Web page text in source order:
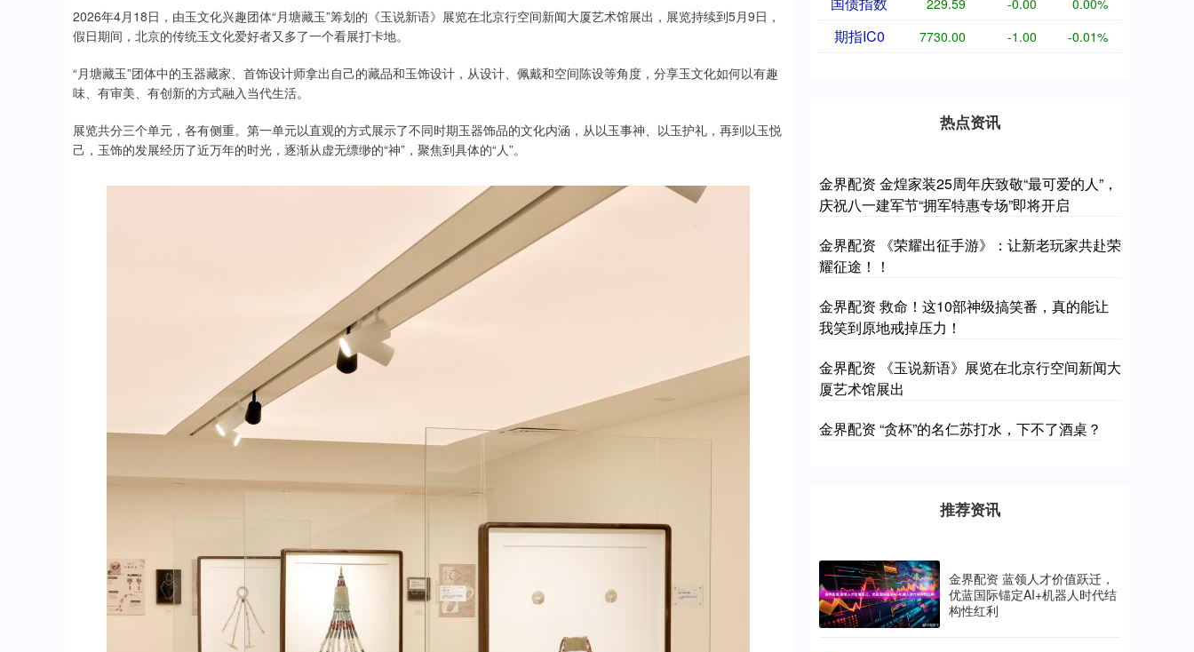
2026年4月18日，由玉文化兴趣团体“月塘藏玉”筹划的《玉说新语》展览在北京行空间新闻大厦艺术馆展出，展览持续到5月9日，
假日期间，北京的传统玉文化爱好者又多了一个看展打卡地。
“月塘藏玉”团体中的玉器藏家、首饰设计师拿出自己的藏品和玉饰设计，从设计、佩戴和空间陈设等角度，分享玉文化如何以有趣
味、有审美、有创新的方式融入当代生活。
展览共分三个单元，各有侧重。第一单元以直观的方式展示了不同时期玉器饰品的文化内涵，从以玉事神、以玉护礼，再到以玉悦
己，玉饰的发展经历了近万年的时光，逐渐从虚无缥缈的“神”，聚焦到具体的“人”。
229.59 -0.00 0.00%
期指IC0 7730.00 -1.00 -0.01%
热点资讯
金界配资 金煌家装25周年庆致敬“最可爱的人”，
庆祝八一建军节“拥军特惠专场”即将开启
金界配资 《荣耀出征手游》：让新老玩家共赴荣
耀征途！！
金界配资 救命！这10部神级搞笑番，真的能让
我笑到原地戒掉压力！
金界配资 《玉说新语》展览在北京行空间新闻大
厦艺术馆展出
金界配资 “贪杯”的名仁苏打水，下不了酒桌？
推荐资讯
金界配资 蓝领人才价值跃迁，
优蓝国际锚定AI+机器人时代结
构性红利